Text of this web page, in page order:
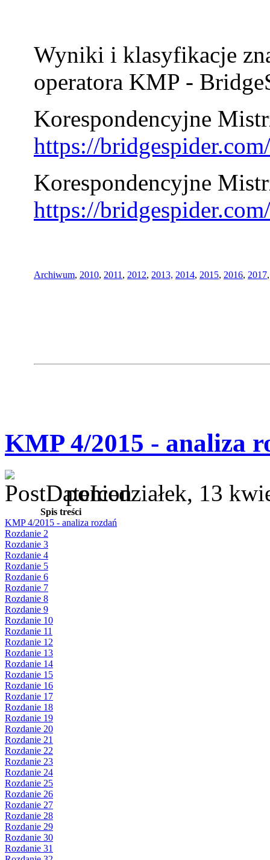
Wyniki i klasyfikacje
operatora KMP -
Korespondencyjne
https://
Korespondencyjne
https://
Archiwum, 2010, 2011 , 2012, 2013, 2014, 2015, 2016, 2017
KMP 4/2015 - analiza
poniedziałek, 13
Spis treści
KMP 4/2015 - analiza rozdań
Rozdanie 2
Rozdanie 3
Rozdanie 4
Rozdanie 5
Rozdanie 6
Rozdanie 7
Rozdanie 8
Rozdanie 9
Rozdanie 10
Rozdanie 11
Rozdanie 12
Rozdanie 13
Rozdanie 14
Rozdanie 15
Rozdanie 16
Rozdanie 17
Rozdanie 18
Rozdanie 19
Rozdanie 20
Rozdanie 21
Rozdanie 22
Rozdanie 23
Rozdanie 24
Rozdanie 25
Rozdanie 26
Rozdanie 27
Rozdanie 28
Rozdanie 29
Rozdanie 30
Rozdanie 31